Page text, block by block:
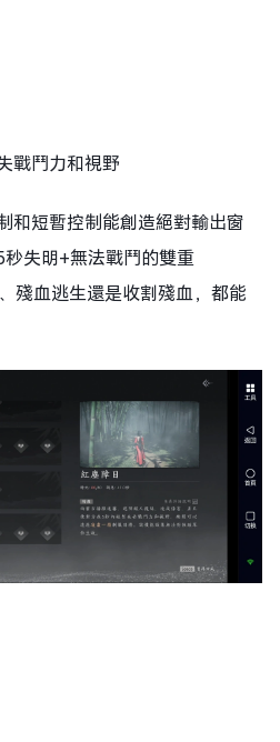
戰鬥力和視野
和短暫控制能創造絕對輸出窗
失明+無法戰鬥的雙重
殘血逃生還是收割殘血，都能